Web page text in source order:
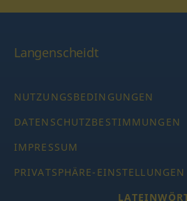
Langenscheidt
NUTZUNGSBEDINGUNGEN
DATENSCHUTZBESTIMMUNGEN
IMPRESSUM
PRIVATSPHÄRE-EINSTELLUNGEN